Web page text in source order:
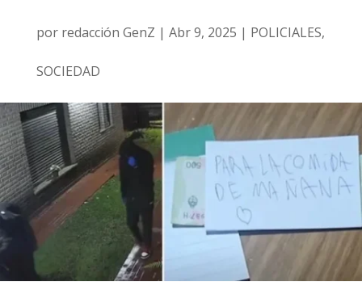
por redacción GenZ | Abr 9, 2025 | POLICIALES,
SOCIEDAD